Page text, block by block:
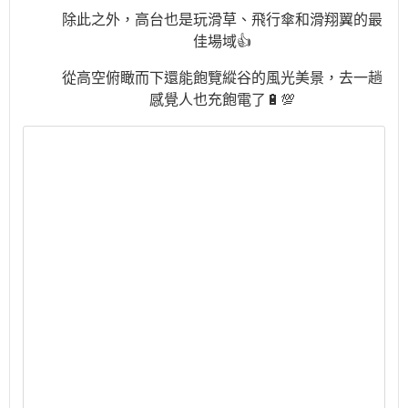
除此之外，高台也是玩滑草、飛行傘和滑翔翼的最
佳場域👍
從高空俯瞰而下還能飽覽縱谷的風光美景，去一趟
感覺人也充飽電了🔋💯